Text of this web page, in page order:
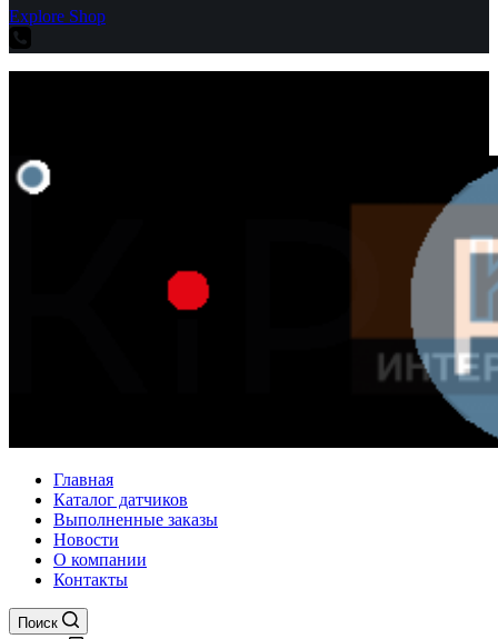
Explore Shop
Главная
Каталог датчиков
Выполненные заказы
Новости
О компании
Контакты
Поиск